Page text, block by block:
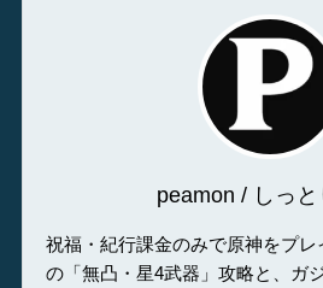
peamon / しっと
祝福・紀行課金のみで原神をプレ
の「無凸・星4武器」攻略と、ガ